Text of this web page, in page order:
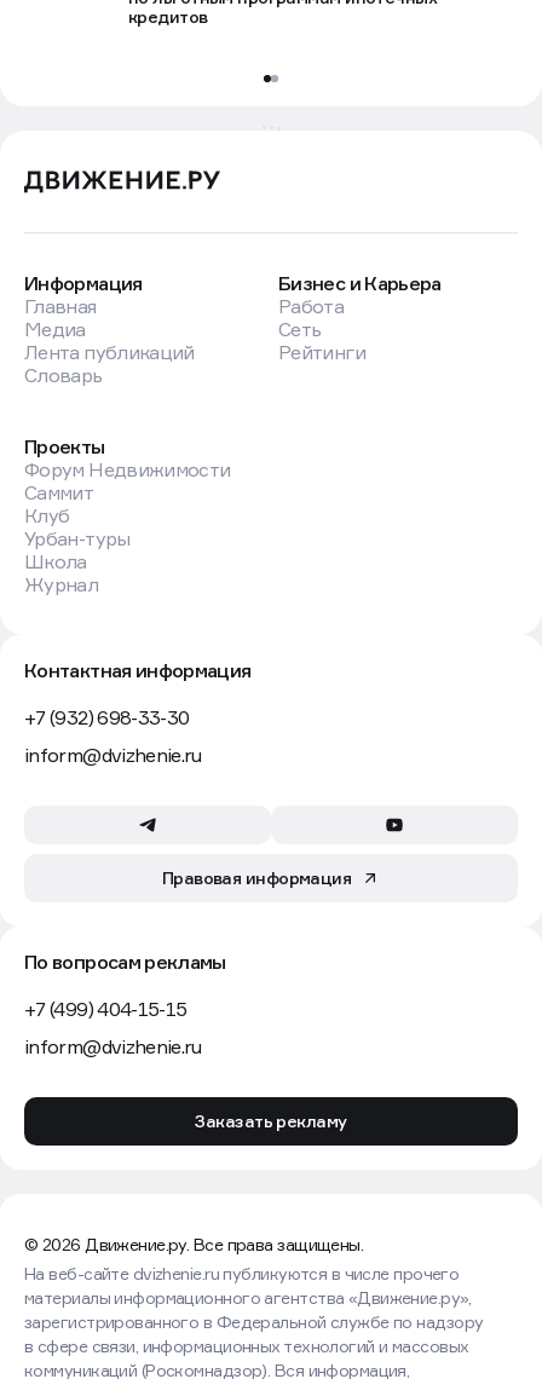
кредитов
Информация
Главная
Медиа
Лента публикаций
Словарь
Бизнес и Карьера
Работа
Сеть
Рейтинги
Проекты
Форум Недвижимости
Саммит
Клуб
Урбан-туры
Школа
Журнал
Контактная информация
+7 (932) 698-33-30
inform@dvizhenie.ru
Правовая информация
По вопросам рекламы
+7 (499) 404-15-15
inform@dvizhenie.ru
Заказать рекламу
© 2026 Движение.ру. Все права защищены.
На веб-сайте dvizhenie.ru публикуются в числе прочего
материалы информационного агентства «Движение.ру»,
зарегистрированного в Федеральной службе по надзору
в сфере связи, информационных технологий и массовых
коммуникаций (Роскомнадзор). Вся информация,